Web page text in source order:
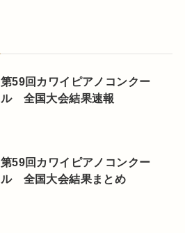
第59回カワイピアノコンクー
ル 全国大会結果速報
第59回カワイピアノコンクー
ル 全国大会結果まとめ